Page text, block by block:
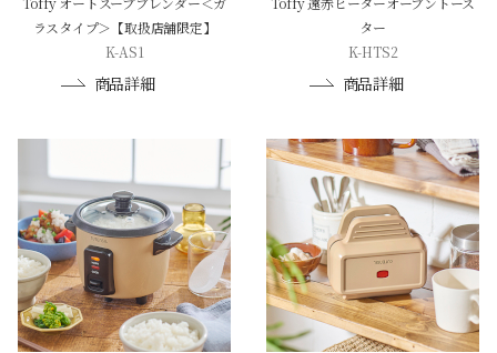
ラスタイプ＞【取扱店舗限定】
K-AS1
商品詳細
ター
K-HTS2
商品詳細